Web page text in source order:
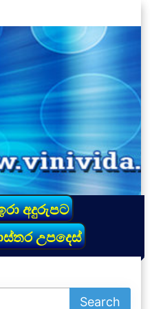
අදුරුපට
උපදෙස්